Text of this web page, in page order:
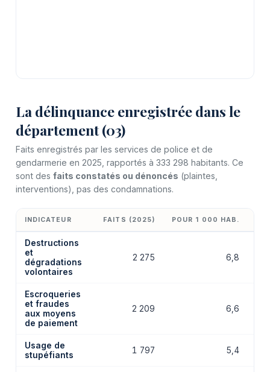
La délinquance enregistrée dans le
département (03)
Faits enregistrés par les services de police et de
gendarmerie en 2025, rapportés à 333 298 habitants. Ce
sont des faits constatés ou dénoncés (plaintes,
interventions), pas des condamnations.
INDICATEUR FAITS (2025) POUR 1 000 HAB.
Destructions
et
dégradations
volontaires
2 275 6,8
Escroqueries
et fraudes
aux moyens
de paiement
2 209 6,6
Usage de
stupéfiants
1 797 5,4